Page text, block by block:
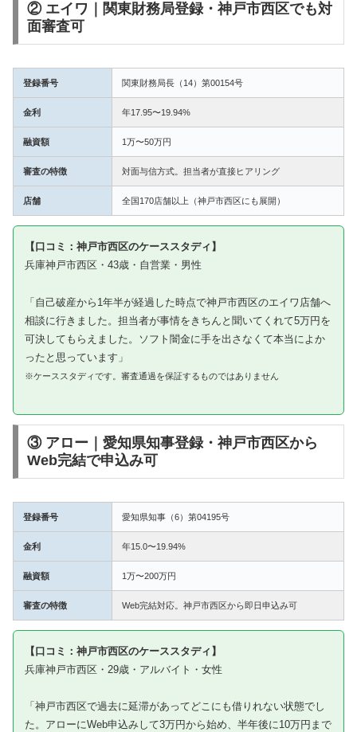
② エイワ｜関東財務局登録・神戸市西区でも対
面審査可
登録番号 関東財務局長（14）第00154号
金利 年17.95〜19.94%
融資額 1万〜50万円
審査の特徴 対面与信方式。担当者が直接ヒアリング
店舗 全国170店舗以上（神戸市西区にも展開）
【口コミ：神戸市西区のケーススタディ】
兵庫神戸市西区・43歳・自営業・男性
「自己破産から1年半が経過した時点で神戸市西区のエイワ店舗へ
相談に行きました。担当者が事情をきちんと聞いてくれて5万円を
可決してもらえました。ソフト闇金に手を出さなくて本当によか
ったと思っています」
※ケーススタディです。審査通過を保証するものではありません
③ アロー｜愛知県知事登録・神戸市西区から
Web完結で申込み可
登録番号 愛知県知事（6）第04195号
金利 年15.0〜19.94%
融資額 1万〜200万円
審査の特徴 Web完結対応。神戸市西区から即日申込み可
【口コミ：神戸市西区のケーススタディ】
兵庫神戸市西区・29歳・アルバイト・女性
「神戸市西区で過去に延滞があってどこにも借りれない状態でし
た。アローにWeb申込みして3万円から始め、半年後に10万円まで